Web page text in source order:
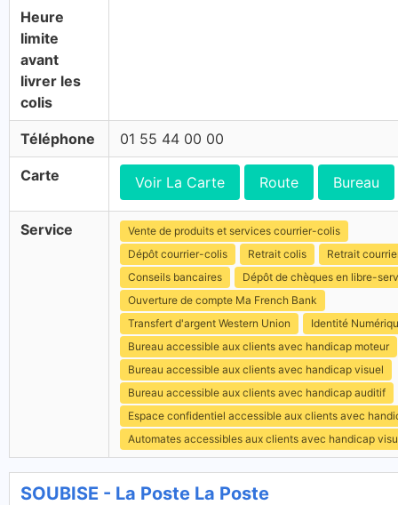
Heure
limite
avant
livrer les
colis
Téléphone 01 55 44 00 00
Carte Voir La Carte Route Bureau
Service
Vente de produits et services courrier-colis
Dépôt courrier-colis
Retrait colis
Retrait
Conseils bancaires
Dépôt de chèques en libre-
Ouverture de compte Ma French Bank
Transfert d'argent Western Union
Identité
Bureau accessible aux clients avec handicap moteur
Bureau accessible aux clients avec handicap visuel
Bureau accessible aux clients avec handicap auditif
Espace confidentiel accessible aux clients avec
Automates accessibles aux clients avec handicap
SOUBISE - La Poste La Poste